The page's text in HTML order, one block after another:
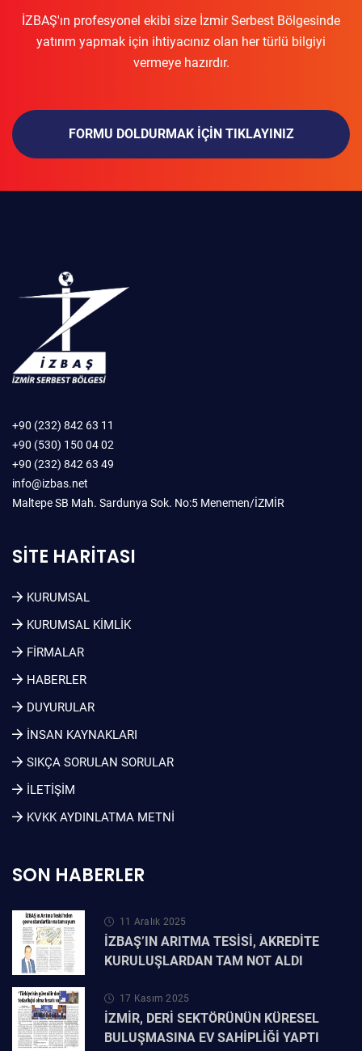
İZBAŞ'ın profesyonel ekibi size İzmir Serbest Bölgesinde
yatırım yapmak için ihtiyacınız olan her türlü bilgiyi
vermeye hazırdır.
FORMU DOLDURMAK IÇIN TIKLAYINIZ
+90 (232) 842 63 11
+90 (530) 150 04 02
+90 (232) 842 63 49
info@izbas.net
Maltepe SB Mah. Sardunya Sok. No:5 Menemen/İZMİR
SITE HARITASI
KURUMSAL
KURUMSAL KIMLIK
FİRMALAR
HABERLER
DUYURULAR
İNSAN KAYNAKLARI
SIKÇA SORULAN SORULAR
İLETİŞİM
KVKK AYDINLATMA METNI
SON HABERLER
11 Aralık 2025
İZBAŞ’IN ARITMA TESİSİ, AKREDİTE
KURULUŞLARDAN TAM NOT ALDI
17 Kasım 2025
İZMİR, DERİ SEKTÖRÜNÜN KÜRESEL
BULUŞMASINA EV SAHİPLİĞİ YAPTI